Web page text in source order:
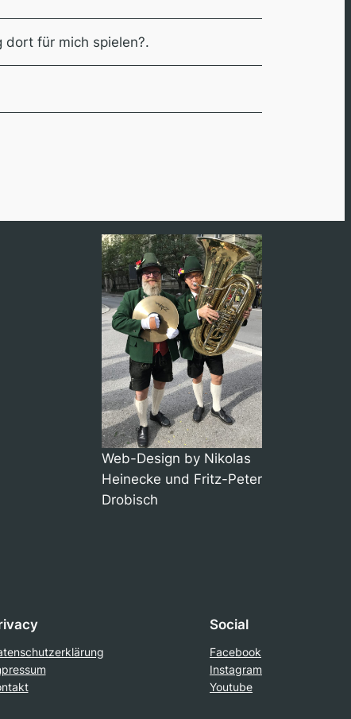
dort für mich spielen?.
Web-Design by Nikolas
Heinecke und Fritz-Peter
Drobisch
Social
Facebook
Instagram
Youtube